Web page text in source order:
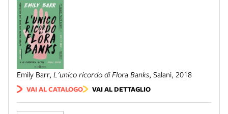
Emily Barr, L'unico ricordo di Flora Banks, Salani, 2018
VAI AL CATALOGO VAI AL DETTAGLIO